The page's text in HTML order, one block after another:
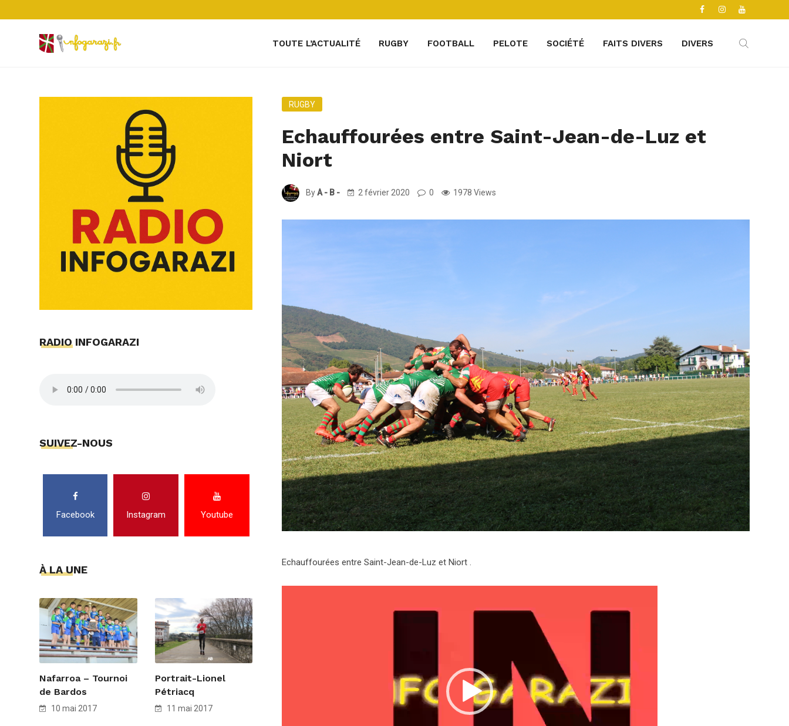
TOUTE L’ACTUALITÉ RUGBY FOOTBALL PELOTE SOCIÉTÉ FAITS DIVERS DIVERS
RUGBY
Echauffourées entre Saint-Jean-de-Luz et
Niort
ByA - B - 2 février 2020 0 1978 Views
Echauffourées entre Saint-Jean-de-Luz et Niort .
RADIO INFOGARAZI
SUIVEZ-NOUS
Facebook Instagram Youtube
À LA UNE
Nafarroa – Tournoi
de Bardos
10 mai 2017
Portrait-Lionel
Pétriacq
11 mai 2017